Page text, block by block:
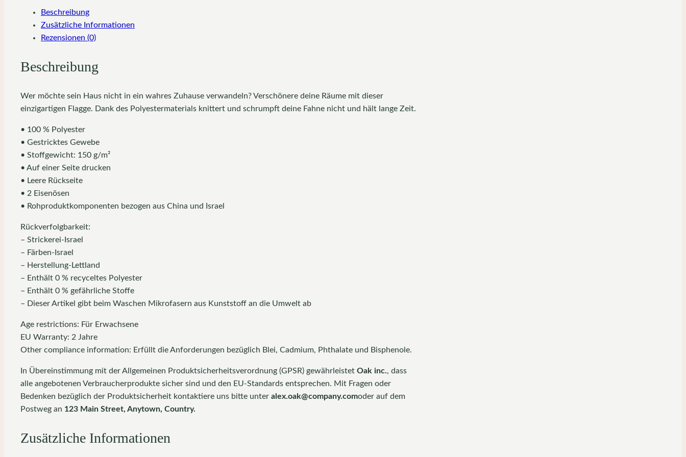
Beschreibung
Zusätzliche Informationen
Rezensionen (0)
Beschreibung
Wer möchte sein Haus nicht in ein wahres Zuhause verwandeln? Verschönere deine Räume mit dieser
einzigartigen Flagge. Dank des Polyestermaterials knittert und schrumpft deine Fahne nicht und hält lange Zeit.
• 100 % Polyester
• Gestricktes Gewebe
• Stoffgewicht: 150 g/m²
• Auf einer Seite drucken
• Leere Rückseite
• 2 Eisenösen
• Rohproduktkomponenten bezogen aus China und Israel
Rückverfolgbarkeit:
– Strickerei-Israel
– Färben-Israel
– Herstellung-Lettland
– Enthält 0 % recyceltes Polyester
– Enthält 0 % gefährliche Stoffe
– Dieser Artikel gibt beim Waschen Mikrofasern aus Kunststoff an die Umwelt ab
Age restrictions: Für Erwachsene
EU Warranty: 2 Jahre
Other compliance information: Erfüllt die Anforderungen bezüglich Blei, Cadmium, Phthalate und Bisphenole.
In Übereinstimmung mit der Allgemeinen Produktsicherheitsverordnung (GPSR) gewährleistet Oak inc., dass
alle angebotenen Verbraucherprodukte sicher sind und den EU-Standards entsprechen. Mit Fragen oder
Bedenken bezüglich der Produktsicherheit kontaktiere uns bitte unter alex.oak@company.comoder auf dem
Postweg an 123 Main Street, Anytown, Country.
Zusätzliche Informationen